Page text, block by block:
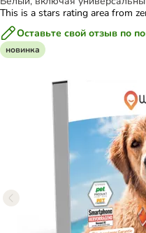
This is a stars rating area from
Оставьте свой отзыв по
новинка